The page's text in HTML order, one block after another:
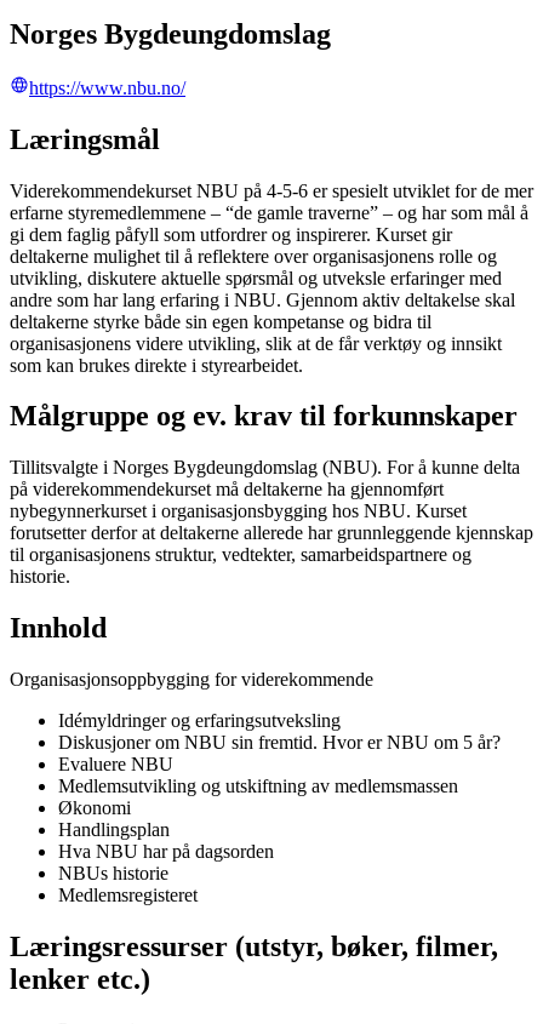
Norges Bygdeungdomslag
https://www.nbu.no/
Læringsmål
Viderekommendekurset NBU på 4-5-6 er spesielt utviklet for de mer
erfarne styremedlemmene – “de gamle traverne” – og har som mål å
gi dem faglig påfyll som utfordrer og inspirerer. Kurset gir
deltakerne mulighet til å reflektere over organisasjonens rolle og
utvikling, diskutere aktuelle spørsmål og utveksle erfaringer med
andre som har lang erfaring i NBU. Gjennom aktiv deltakelse skal
deltakerne styrke både sin egen kompetanse og bidra til
organisasjonens videre utvikling, slik at de får verktøy og innsikt
som kan brukes direkte i styrearbeidet.
Målgruppe og ev. krav til forkunnskaper
Tillitsvalgte i Norges Bygdeungdomslag (NBU). For å kunne delta
på viderekommendekurset må deltakerne ha gjennomført
nybegynnerkurset i organisasjonsbygging hos NBU. Kurset
forutsetter derfor at deltakerne allerede har grunnleggende kjennskap
til organisasjonens struktur, vedtekter, samarbeidspartnere og
historie.
Innhold
Organisasjonsoppbygging for viderekommende
Idémyldringer og erfaringsutveksling
Diskusjoner om NBU sin fremtid. Hvor er NBU om 5 år?
Evaluere NBU
Medlemsutvikling og utskiftning av medlemsmassen
Økonomi
Handlingsplan
Hva NBU har på dagsorden
NBUs historie
Medlemsregisteret
Læringsressurser (utstyr, bøker, filmer,
lenker etc.)